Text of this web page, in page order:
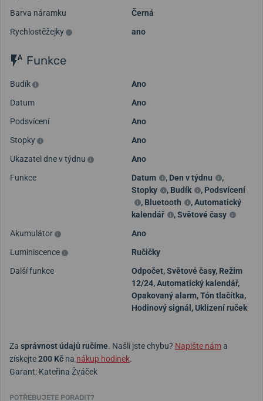
Barva náramku
Černá
Rychlostěžejky
ano
Funkce
Budík
Ano
Datum
Ano
Podsvícení
Ano
Stopky
Ano
Ukazatel dne v týdnu
Ano
Funkce
Datum , Den v týdnu
,
Stopky
, Budík , Podsvícení
, Bluetooth ,Automatický
kalendář
,Světové časy
Akumulátor
Ano
Luminiscence
Ručičky
Další funkce
Odpočet, Světové časy, Režim
12/24, Automatický kalendář,
Opakovaný alarm, Tón tlačítka,
Hodinový signál, Uklizení ruček
Za správnost údajů ručíme. Našli jste chybu? Napište náma
získejte200 Kč na nákup hodinek.
Garant: Kateřina Žváček
POTŘEBUJETE PORADIT?